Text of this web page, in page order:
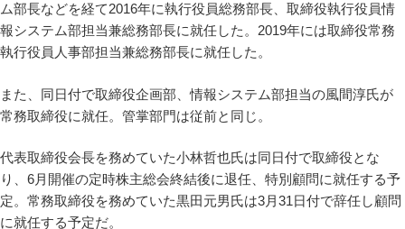
ム部長などを経て2016年に執行役員総務部長、取締役執行役員情
報システム部担当兼総務部長に就任した。2019年には取締役常務
執行役員人事部担当兼総務部長に就任した。
また、同日付で取締役企画部、情報システム部担当の風間淳氏が
常務取締役に就任。管掌部門は従前と同じ。
代表取締役会長を務めていた小林哲也氏は同日付で取締役とな
り、6月開催の定時株主総会終結後に退任、特別顧問に就任する予
定。常務取締役を務めていた黒田元男氏は3月31日付で辞任し顧問
に就任する予定だ。